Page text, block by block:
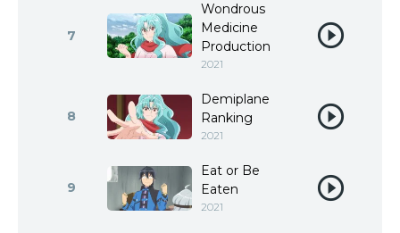
7
Wondrous
Medicine
Production
2021
8
Demiplane
Ranking
2021
9
Eat or Be
Eaten
2021